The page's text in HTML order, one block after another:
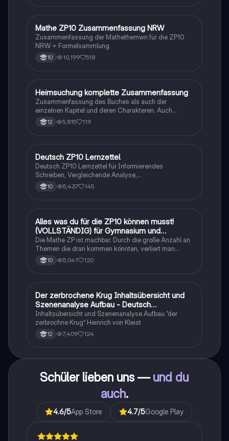
Mathe
Mathe ZP10 Zusammenfassung NRW
Zusammenfassung der Mathethemwn für die ZP10
NRW + Formelsammlung
10 10,199 518
Deutsch
Heimsuchung komplette Zusammenfassung
Zusammenfassung des Buches als auch der
einzelnen Kapitel und deren Charakteren. Auch
tabellarisch. Im Unterricht ohne KI erstellt
12 5,815 119
Deutsch
Deutsch ZP10 Lernzettel
Deutsch ZP10 Lernzettel für Informierendes
Schreiben, Vergleichende Analyse,
Sachtexte/Roman/Gedicht..
10 5,437 145
Mathe
Alles was du für die ZP10 können musst!
(VOLLSTÄNDIG) für Gymnasium und
Realschule
Die Mathe ZP ist machbar. Durch die große Anzahl an
Themen die dran kommen könnten, verliert man
schnell den Überblick. Also habe ich von den kleinsten
Themen bis hin zu den größten alles
10 5,041 120
Deutsch
Der zerbrochene Krug Inhaltsübersicht und
Szenenanalyse Aufbau - Deutsch
Q1/Q2/Abitur
Inhaltsübersicht und Szenenanalyse Aufbau “der
zerbrochne Krug” Heinrich von Kleist
12 7,409 124
Schüler lieben uns — und du
auch.
4.6/5App Store 4.7/5Google Play